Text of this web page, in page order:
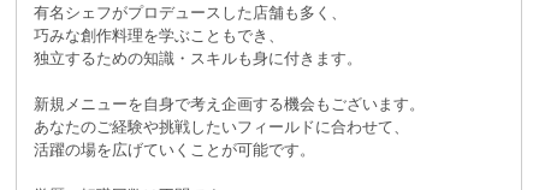
有名シェフがプロデュースした店舗も多く、
巧みな創作料理を学ぶこともでき、
独立するための知識・スキルも身に付きます。
新規メニューを自身で考え企画する機会もございます。
あなたのご経験や挑戦したいフィールドに合わせて、
活躍の場を広げていくことが可能です。